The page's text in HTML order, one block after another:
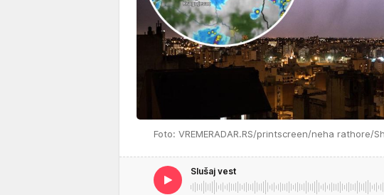
Foto: VREMERADAR.RS/printscreen/neha rathore/
Slušaj vest